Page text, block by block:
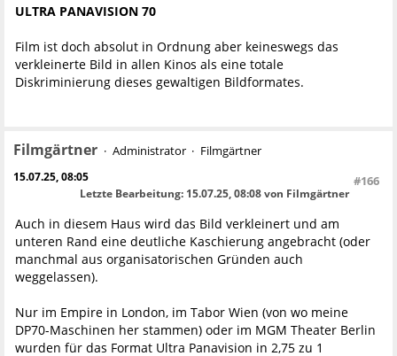
ULTRA PANAVISION 70
Film ist doch absolut in Ordnung aber keineswegs das
verkleinerte Bild in allen Kinos als eine totale
Diskriminierung dieses gewaltigen Bildformates.
Filmgärtner Administrator Filmgärtner
15.07.25, 08:05 #166
Letzte Bearbeitung: 15.07.25, 08:08 von Filmgärtner
Auch in diesem Haus wird das Bild verkleinert und am
unteren Rand eine deutliche Kaschierung angebracht (oder
manchmal aus organisatorischen Gründen auch
weggelassen).
Nur im Empire in London, im Tabor Wien (von wo meine
DP70-Maschinen her stammen) oder im MGM Theater Berlin
wurden für das Format Ultra Panavision in 2,75 zu 1